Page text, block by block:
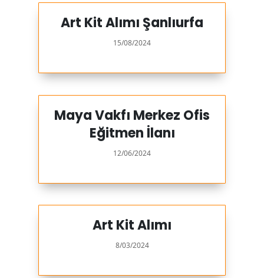
Art Kit Alımı Şanlıurfa
15/08/2024
Maya Vakfı Merkez Ofis
Eğitmen İlanı
12/06/2024
Art Kit Alımı
8/03/2024